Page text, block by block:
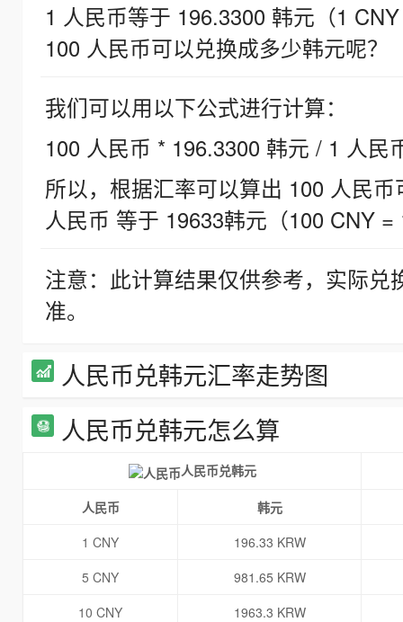
1 人民币等于 196.3300 韩元（1
100 人民币可以兑换成多少韩元呢？
我们可以用以下公式进行计算：
100 人民币 * 196.3300 韩元 / 1 人民
所以，根据汇率可以算出 100 人民
人民币 等于 19633韩元（100 CNY =
注意：此计算结果仅供参考，实际
准。
人民币兑韩元汇率走势图
人民币兑韩元怎么算
人民币兑韩元
人民币
韩元
1 CNY
196.33 KRW
5 CNY
981.65 KRW
10 CNY
1963.3 KRW